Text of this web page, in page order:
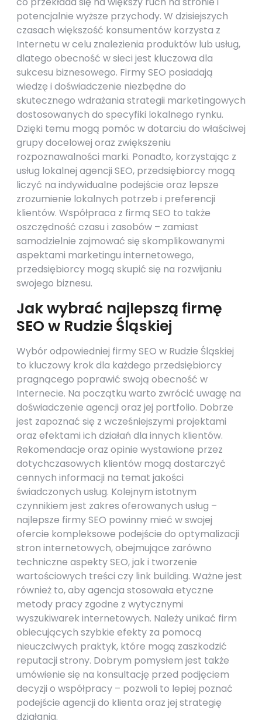
potencjalnie wyższe przychody. W dzisiejszych
czasach większość konsumentów korzysta z
Internetu w celu znalezienia produktów lub usług,
dlatego obecność w sieci jest kluczowa dla
sukcesu biznesowego. Firmy SEO posiadają
wiedzę i doświadczenie niezbędne do
skutecznego wdrażania strategii marketingowych
dostosowanych do specyfiki lokalnego rynku.
Dzięki temu mogą pomóc w dotarciu do właściwej
grupy docelowej oraz zwiększeniu
rozpoznawalności marki. Ponadto, korzystając z
usług lokalnej agencji SEO, przedsiębiorcy mogą
liczyć na indywidualne podejście oraz lepsze
zrozumienie lokalnych potrzeb i preferencji
klientów. Współpraca z firmą SEO to także
oszczędność czasu i zasobów – zamiast
samodzielnie zajmować się skomplikowanymi
aspektami marketingu internetowego,
przedsiębiorcy mogą skupić się na rozwijaniu
swojego biznesu.
Jak wybrać najlepszą firmę
SEO w Rudzie Śląskiej
Wybór odpowiedniej firmy SEO w Rudzie Śląskiej
to kluczowy krok dla każdego przedsiębiorcy
pragnącego poprawić swoją obecność w
Internecie. Na początku warto zwrócić uwagę na
doświadczenie agencji oraz jej portfolio. Dobrze
jest zapoznać się z wcześniejszymi projektami
oraz efektami ich działań dla innych klientów.
Rekomendacje oraz opinie wystawione przez
dotychczasowych klientów mogą dostarczyć
cennych informacji na temat jakości
świadczonych usług. Kolejnym istotnym
czynnikiem jest zakres oferowanych usług –
najlepsze firmy SEO powinny mieć w swojej
ofercie kompleksowe podejście do optymalizacji
stron internetowych, obejmujące zarówno
techniczne aspekty SEO, jak i tworzenie
wartościowych treści czy link building. Ważne jest
również to, aby agencja stosowała etyczne
metody pracy zgodne z wytycznymi
wyszukiwarek internetowych. Należy unikać firm
obiecujących szybkie efekty za pomocą
nieuczciwych praktyk, które mogą zaszkodzić
reputacji strony. Dobrym pomysłem jest także
umówienie się na konsultację przed podjęciem
decyzji o współpracy – pozwoli to lepiej poznać
podejście agencji do klienta oraz jej strategię
działania.